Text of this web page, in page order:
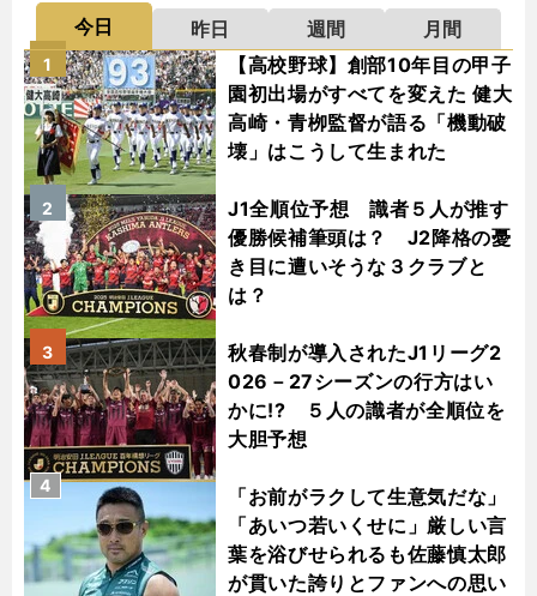
今日 昨日 週間
月間
【高校野球】創部10年目の甲子
園初出場がすべてを変えた 健大
高崎・青栁監督が語る「機動破
壊」はこうして生まれた
1
J1全順位予想 識者５人が推す
優勝候補筆頭は？ J2降格の憂
き目に遭いそうな３クラブと
は？
2
秋春制が導入されたJ1リーグ2
026－27シーズンの行方はい
かに!? ５人の識者が全順位を
大胆予想
3
「お前がラクして生意気だな」
「あいつ若いくせに」厳しい言
葉を浴びせられるも佐藤慎太郎
が貫いた誇りとファンへの思い
4